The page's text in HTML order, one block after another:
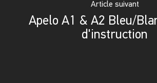
Article suivant
Apelo A1 & A2 Bleu/
d'instruction